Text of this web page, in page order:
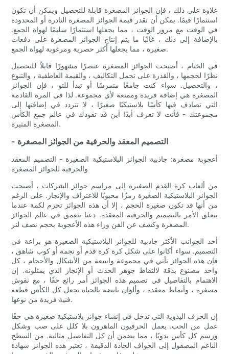
علاوة على ذلك ، فإن الجوائز المصغرة قابلة للتحصيل ويمكن أن تكون
استثمارًا قيمًا. يمكن أن تقدر قيمة الجوائز المصغرة النادرة أو المحدودة
في الوقت مع مرور الوقت ، مما يجعلها استثمارًا سليمًا لهواة الجمع.
بالإضافة إلى ذلك ، غالبًا ما يتم إنتاج الجوائز المصغرة على دفعات
صغيرة ، مما يجعلها أكثر حصرية ومرغوبة لهواة الجمع.
في الختام ، أصبحت الجوائز المصغرة عنصرًا مشهورًا قابلاً للتحصيل
نظرًا لحجمها ، والقدرة على تحمل التكاليف ، والقيمة العاطفية ، والتنوع
، والتحصيل. سواء كنت جامعًا متمرسًا أو تبدأ للتو ، فإن الجوائز
المصغرة هي إضافة فريدة وممتعة لأي مجموعة. لذا في المرة القادمة
التي تصادف فيها كأسًا بلاستيكيًا صغيرًا ، لا تتردد في إضافتها إلى
مجموعتك - فأنت لا تعرف أبدًا أين قد تقودك في عالم جمع الكأس
المصغرة المثيرة.
- التصميم المعقد والحرفية من الجوائز المصغرة
أعجوبة مصغرة: جاذبية الجوائز البلاستيكية الصغيرة - التصميم المعقد
والحرفية للجوائز المصغرة
من ألعاب كرة القدم الصغيرة إلى مراسم جوائز الشركات ، أصبحت
الجوائز البلاستيكية الصغيرة رمزًا محبوبًا للاعتراف والإنجاز. على الرغم
من أنها قد تكون صغيرة الحجم ، إلا أن هذه الجوائز تحزم لكمة عندما
يتعلق الأمر بالتصميم والحرفية المعقدة. دعنا نتعمق في عالم الجوائز
المصغرة وكشف عن الفن وراء هذه الأعجوبة بحجم نصف لتر.
أحد الجوانب الأكثر جاذبية للجوائز البلاستيكية الصغيرة هو براعة في
التصميم. سواء أكانوا على شكل كرة كرة قدم أو نجمة أو كوب شاهق ،
فإن هذه الجوائز تأتي في مجموعة واسعة من الأشكال والأحجام ، كل
واحد مصنوع بدقة لالتقاط جوهر الحدث أو الإنجاز الذي يمثلونه. إن
الاهتمام بالتفاصيل في تصميم هذه الجوائز أمر رائع حقًا ، مع نقوش
مصغرة ، وأنماط معقدة ، وألوان نابضة بالحياة تجعل كل الكأس قطعة
فنية فريدة من نوعها.
إن الحرف اليدوية التي تدخل في إنشاء جوائز بلاستيكية صغيرة هي حقًا
عمل من الحب. يعمل الحرفيون الماهرون بلا كلل على صب وشكل
ورسم كل كأس يدويًا ، مما يضمن أن كل التفاصيل مثالية. من السطح
الناعم المصقول إلى الحواف الحادة الدقيقة ، تعتبر هذه الجوائز شهادة